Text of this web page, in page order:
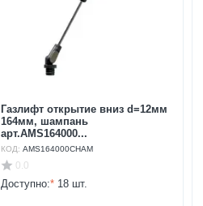
Газлифт открытие вниз d=12мм
164мм, шампань
арт.AMS164000...
КОД: AMS164000CHAM
0.0
Доступно:* 18 шт.